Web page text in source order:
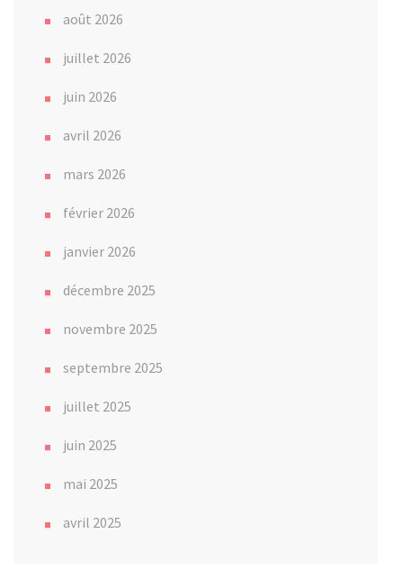
août 2026
juillet 2026
juin 2026
avril 2026
mars 2026
février 2026
janvier 2026
décembre 2025
novembre 2025
septembre 2025
juillet 2025
juin 2025
mai 2025
avril 2025